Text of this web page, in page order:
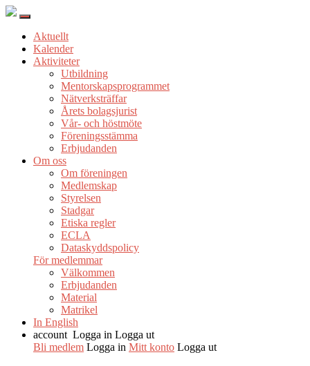
Aktuellt
Kalender
Aktiviteter
Utbildning
Mentorskapsprogrammet
Nätverksträffar
Årets bolagsjurist
Vår- och höstmöte
Föreningsstämma
Erbjudanden
Om oss
Om föreningen
Medlemskap
Styrelsen
Stadgar
Etiska regler
ECLA
Dataskyddspolicy
För medlemmar
Välkommen
Erbjudanden
Material
Matrikel
In English
account Logga in Logga ut
Bli medlem Logga in Mitt konto Logga ut